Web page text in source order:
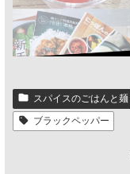
スパイスのごはんと麺
ブラックペッパー